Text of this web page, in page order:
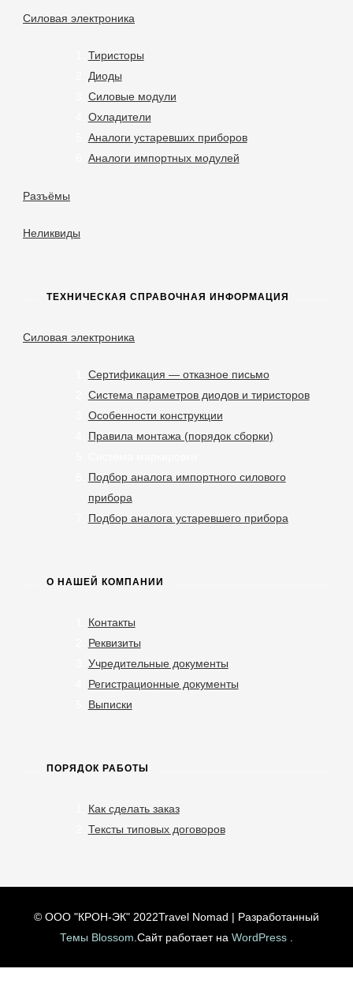
Силовая электроника
Тиристоры
Диоды
Силовые модули
Охладители
Аналоги устаревших приборов
Аналоги импортных модулей
Разъёмы
Неликвиды
ТЕХНИЧЕСКАЯ СПРАВОЧНАЯ ИНФОРМАЦИЯ
Силовая электроника
Сертификация — отказное письмо
Система параметров диодов и тиристоров
Особенности конструкции
Правила монтажа (порядок сборки)
Подбор аналога импортного силового
прибора
Подбор аналога устаревшего прибора
О НАШЕЙ КОМПАНИИ
Контакты
Реквизиты
Учредительные документы
Регистрационные документы
Выписки
ПОРЯДОК РАБОТЫ
Как сделать заказ
Тексты типовых договоров
© ООО "КРОН-ЭК" 2022Travel Nomad | Разработанный
Темы Blossom .Сайт работает на WordPress